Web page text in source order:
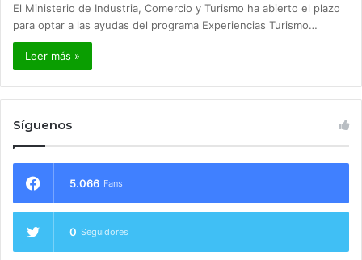
El Ministerio de Industria, Comercio y Turismo ha abierto el plazo
para optar a las ayudas del programa Experiencias Turismo…
Leer más »
Síguenos
5.066 Fans
0 Seguidores